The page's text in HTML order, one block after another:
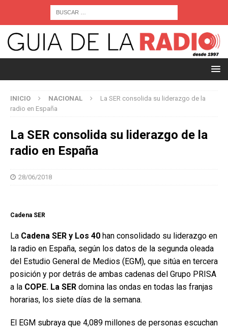
INICIO NACIONAL
La SER consolida su liderazgo de la
radio en España
La SER consolida su liderazgo de la
radio en España
28/06/2018
Cadena SER
La Cadena SER y Los 40 han consolidado su liderazgo en
la radio en España, según los datos de la segunda oleada
del Estudio General de Medios (EGM), que sitúa en tercera
posición y por detrás de ambas cadenas del Grupo PRISA
a la COPE. La SER domina las ondas en todas las franjas
horarias, los siete días de la semana.
El EGM subraya que 4,089 millones de personas escuchan